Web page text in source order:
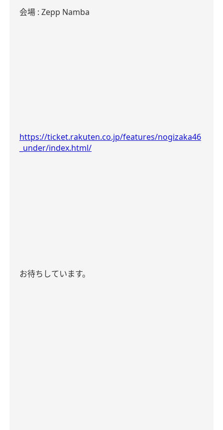
会場 : Zepp Namba
https://ticket.rakuten.co.jp/features/nogizaka46
_under/index.html/
お待ちしています。